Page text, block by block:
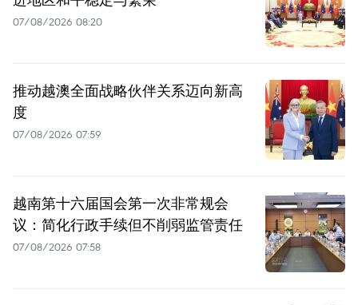
07/08/2026 08:20
推动越澳全面战略伙伴关系迈向新高
度
07/08/2026 07:59
越南第十六届国会第一次非常规会
议：简化行政手续但不削弱监管责任
07/08/2026 07:58